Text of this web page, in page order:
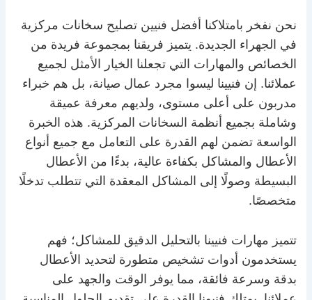
نحن نفخر بامتلاكنا أفضل فنيين تصليح سخانات مركزية
في الجهراء الجديدة. يتميز فريقنا بمجموعة فريدة من
الخصائص والمهارات التي تجعلنا الخيار الأمثل لجميع
عملائنا. إن فنيينا ليسوا مجرد عمال صيانة، بل هم خبراء
مدربون على أعلى مستوى، ولديهم معرفة عميقة
وشاملة بجميع أنظمة السخانات المركزية. هذه الخبرة
الواسعة تضمن لهم القدرة على التعامل مع جميع أنواع
الأعطال والمشاكل بكفاءة عالية، بدءًا من الأعطال
البسيطة وصولًا إلى المشاكل المعقدة التي تتطلب تدخلًا
متخصصًا.
تتميز مهارات فنيينا بالتحليل الدقيق للمشاكل؛ فهم
يستخدمون أدوات تشخيص متطورة لتحديد الأعطال
بدقة وسرعة فائقة، مما يوفر الوقت والجهد على